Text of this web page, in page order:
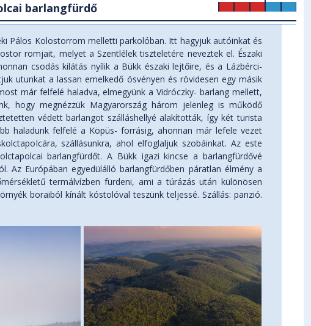
barlangfürdő
Pálos Kolostorrom melletti parkolóban. Itt hagyjuk autóinkat és
romjait, melyet a Szentlélek tiszteletére neveztek el. Északi
csodás kilátás nyílik a Bükk északi lejtőire, és a Lázbérci-
utunkat a lassan emelkedő ösvényen és rövidesen egy másik
már felfelé haladva, elmegyünk a Vidróczky- barlang mellett,
hogy megnézzük Magyarország három jelenleg is működő
védett barlangot szálláshellyé alakították, így két turista
haladunk felfelé a Köpüs- forrásig, ahonnan már lefele vezet
szállásunkra, ahol elfoglaljuk szobáinkat. Az este
barlangfürdőt. A Bükk igazi kincse a barlangfürdővé
Európában egyedülálló barlangfürdőben páratlan élmény a
termálvízben fürdeni, ami a túrázás után különösen
boraiból kínált kóstolóval teszünk teljessé. Szállás: panzió.